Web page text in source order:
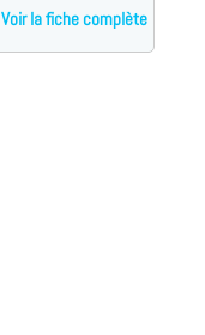
Voir la fiche complète